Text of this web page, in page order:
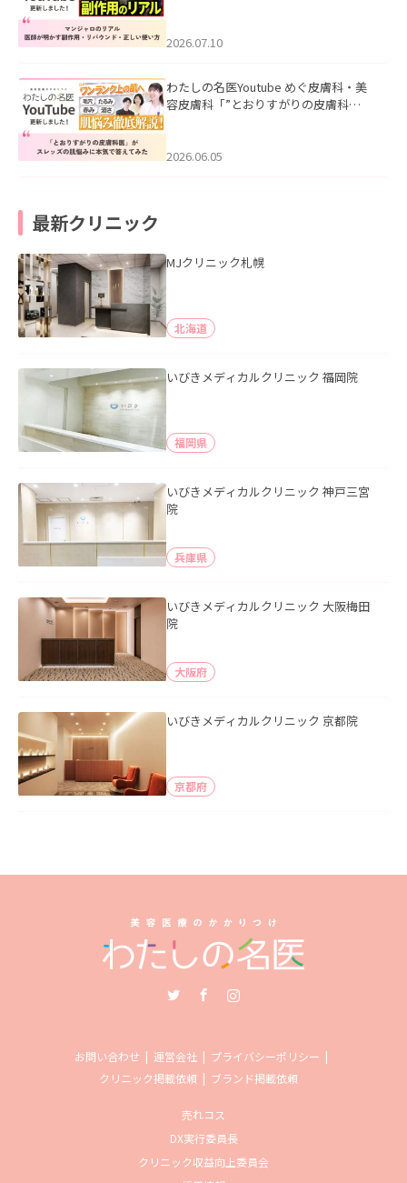
た。
2026.07.10
わたしの名医Youtube めぐ皮膚科・美
容皮膚科「”とおりすがりの皮膚科
2026.06.05
最新クリニック
MJクリニック札幌
北海道
いびきメディカルクリニック 福岡院
福岡県
いびきメディカルクリニック 神戸三宮
院
兵庫県
いびきメディカルクリニック 大阪梅田
院
大阪府
いびきメディカルクリニック 京都院
京都府
お問い合わせ 運営会社
プライバシーポリシー
クリニック掲載依頼
ブランド掲載依頼
売れコス
DX実行委員長
クリニック収益向上委員会